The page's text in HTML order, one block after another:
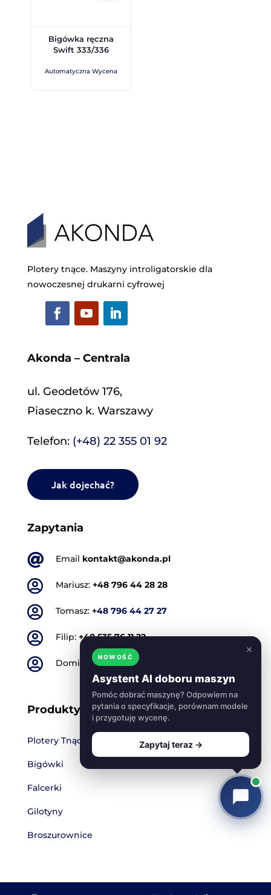
Bigówka ręczna
Swift 333/336
Automatyczna Wycena
Plotery tnące. Maszyny introligatorskie dla
nowoczesnej drukarni cyfrowej
Akonda – Centrala
ul. Geodetów 176,
Piaseczno k. Warszawy
Telefon: (+48) 22 355 01 92
Jak dojechać?
Zapytania
 Email kontakt@akonda.pl
 Mariusz: +48 796 44 28 28
 Tomasz: +48 796 44 27 27
 Filip: +48 535 76 11 22
 Dominik:+48 501 773 665
Produkty
Plotery Tnące
Bigówki
Falcerki
Gilotyny
Broszurownice
×
NOWOŚĆ
Asystent AI doboru maszyn
Pomóc dobrać maszynę? Odpowiem na
pytania o specyfikacje, porównam modele
i przygotuję wycenę.
Zapytaj teraz →